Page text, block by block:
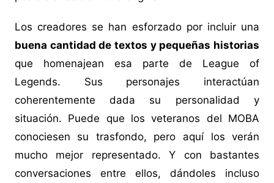
Los creadores se han esforzado por incluir una
buena cantidad de textos y pequeñas historias
que homenajean esa parte de League of
Legends. Sus personajes interactúan
coherentemente dada su personalidad y
situación. Puede que los veteranos del MOBA
conociesen su trasfondo, pero aquí los verán
mucho mejor representado. Y con bastantes
conversaciones entre ellos, dándoles incluso